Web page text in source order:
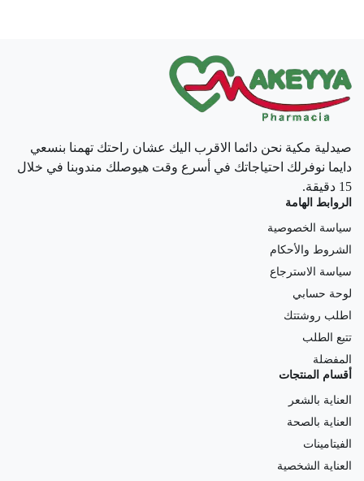
صيدلية مكية نحن دائما الاقرب اليك عشان راحتك تهمنا بنسعي
دايما نوفرلك احتياجاتك في أسرع وقت هيوصلك مندوبنا في خلال
15 دقيقة.
الروابط الهامة
سياسة الخصوصية
الشروط والأحكام
سياسة الاسترجاع
لوحة حسابي
اطلب روشتتك
تتبع الطلب
المفضلة
أقسام المنتجات
العناية بالشعر
العناية بالصحة
الفيتامينات
العناية الشخصية